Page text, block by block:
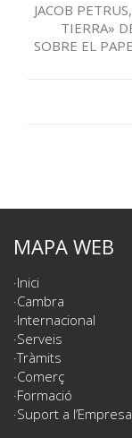
JACOB
TIERRA»
SOBRE EL
MAPA WEB
Inici
Cambra
Internacional
Serveis
Tràmits
Comerç
Formació
Suport a l’Empresa